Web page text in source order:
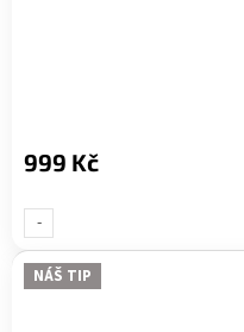
999 Kč
-
UNI-
NÁŠ TIP